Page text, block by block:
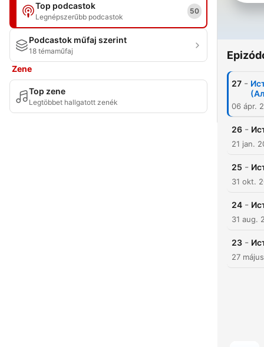
Top podcastok
Legnépszerűbb podcastok
50
Podcastok műfaj szerint
18 témaműfaj
Zene
Top zene
Legtöbbet hallgatott zenék
27 -
06 ápr.
26 -
21 jan.
25 -
31 okt.
24 -
31 aug.
23 -
27